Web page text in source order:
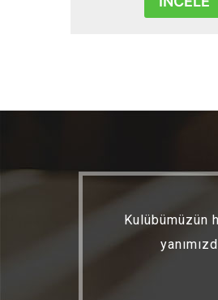
Kulübümüzün